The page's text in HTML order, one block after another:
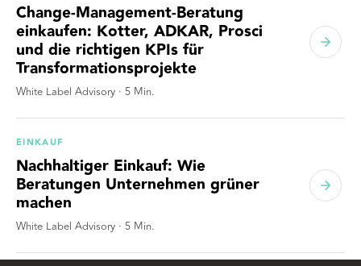
Change-Management-Beratung
einkaufen: Kotter, ADKAR, Prosci
und die richtigen KPIs für
Transformationsprojekte
White Label Advisory · 5 Min.
EINKAUF
Nachhaltiger Einkauf: Wie
Beratungen Unternehmen grüner
machen
White Label Advisory · 5 Min.